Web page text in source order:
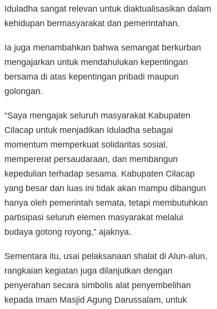
Iduladha sangat relevan untuk diaktualisasikan dalam
kehidupan bermasyarakat dan pemerintahan.
Ia juga menambahkan bahwa semangat berkurban
mengajarkan untuk mendahulukan kepentingan
bersama di atas kepentingan pribadi maupun
golongan.
“Saya mengajak seluruh masyarakat Kabupaten
Cilacap untuk menjadikan Iduladha sebagai
momentum memperkuat solidaritas sosial,
mempererat persaudaraan, dan membangun
kepedulian terhadap sesama. Kabupaten Cilacap
yang besar dan luas ini tidak akan mampu dibangun
hanya oleh pemerintah semata, tetapi membutuhkan
partisipasi seluruh elemen masyarakat melalui
budaya gotong royong,” ajaknya.
Sementara itu, usai pelaksanaan shalat di Alun-alun,
rangkaian kegiatan juga dilanjutkan dengan
penyerahan secara simbolis alat penyembelihan
kepada Imam Masjid Agung Darussalam, untuk